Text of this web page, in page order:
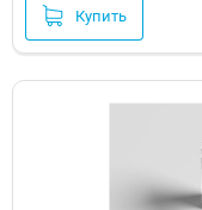
Купить